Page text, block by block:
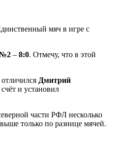
мяч в игре с
– 8:0. Отмечу, что в этой
Дмитрий
и установил
части РФЛ несколько
только по разнице мячей.